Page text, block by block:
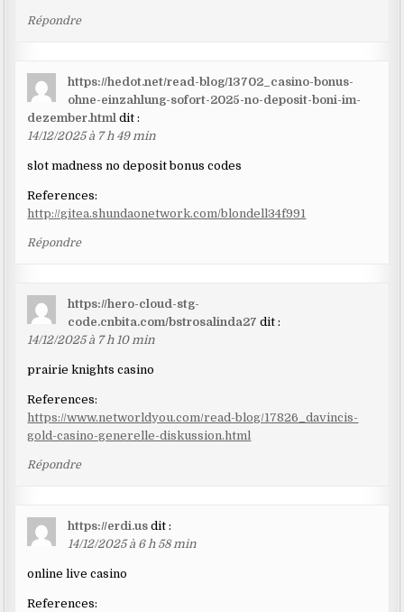
Répondre
https://hedot.net/read-blog/13702_casino-bonus-
ohne-einzahlung-sofort-2025-no-deposit-boni-im-
dezember.html dit :
14/12/2025 à 7 h 49 min
slot madness no deposit bonus codes
References:
http://gitea.shundaonetwork.com/blondell34f991
Répondre
https://hero-cloud-stg-
code.cnbita.com/bstrosalinda27 dit :
14/12/2025 à 7 h 10 min
prairie knights casino
References:
https://www.networldyou.com/read-blog/17826_davincis-
gold-casino-generelle-diskussion.html
Répondre
https://erdi.us dit :
14/12/2025 à 6 h 58 min
online live casino
References: